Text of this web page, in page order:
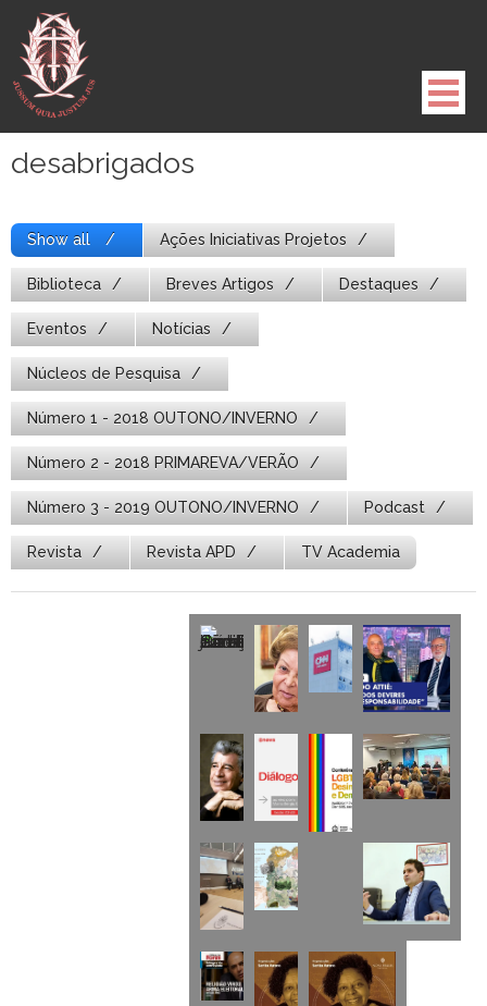
para
conteúdo
desabrigados
Show all Ações Iniciativas Projetos
Biblioteca Breves Artigos Destaques
Eventos Notícias
Núcleos de Pesquisa
Número 1 - 2018 OUTONO/INVERNO
Número 2 - 2018 PRIMAREVA/VERÃO
Número 3 - 2019 OUTONO/INVERNO Podcast
Revista Revista APD TV Academia